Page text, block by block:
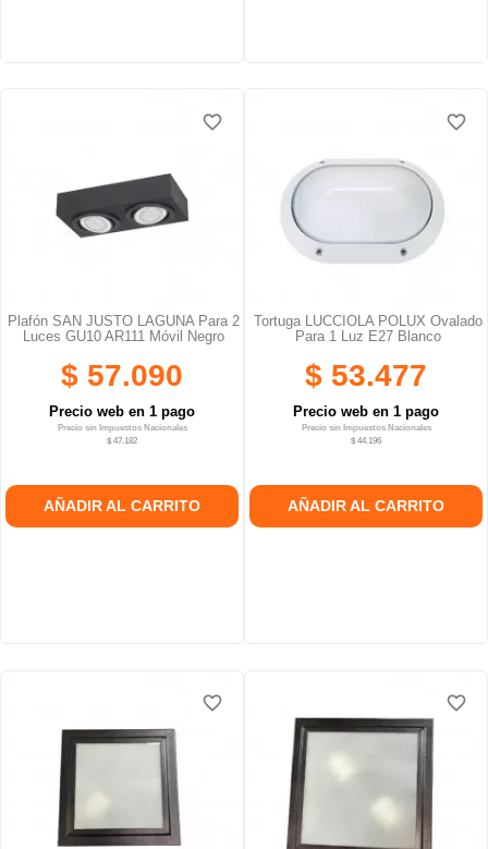
Plafón SAN JUSTO LAGUNA Para 2
Luces GU10 AR111 Móvil Negro
$ 57.090
Precio web en 1 pago
Precio sin Impuestos Nacionales
$ 47.182
AÑADIR AL CARRITO
favorite_border
favorite_border
favorite_border
Tortuga LUCCIOLA POLUX Ovalado
Para 1 Luz E27 Blanco
$ 53.477
Precio web en 1 pago
Precio sin Impuestos Nacionales
$ 44.196
AÑADIR AL CARRITO
favorite_border
favorite_border
favorite_border
favorite_border
favorite_border
favorite_border favorite_border
favorite_border
favorite_border